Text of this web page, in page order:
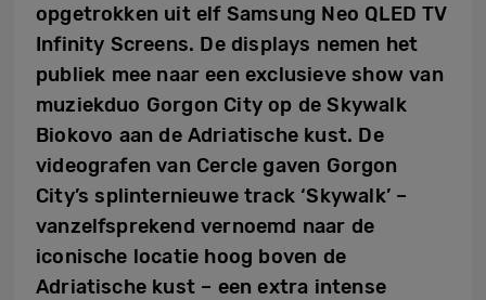
opgetrokken uit elf Samsung Neo QLED TV
Infinity Screens. De displays nemen het
publiek mee naar eenexclusieve show van
muziekduo Gorgon City op de Skywalk
Biokovo aan de Adriatische kust. De
videografen van Cercle gaven Gorgon
City’s splinternieuwe track ‘Skywalk’ –
vanzelfsprekend vernoemd naar de
iconische locatie hoog boven de
Adriatische kust – een extra intense